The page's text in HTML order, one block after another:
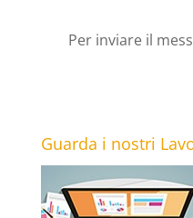
Per inviare il
Guarda i nostri